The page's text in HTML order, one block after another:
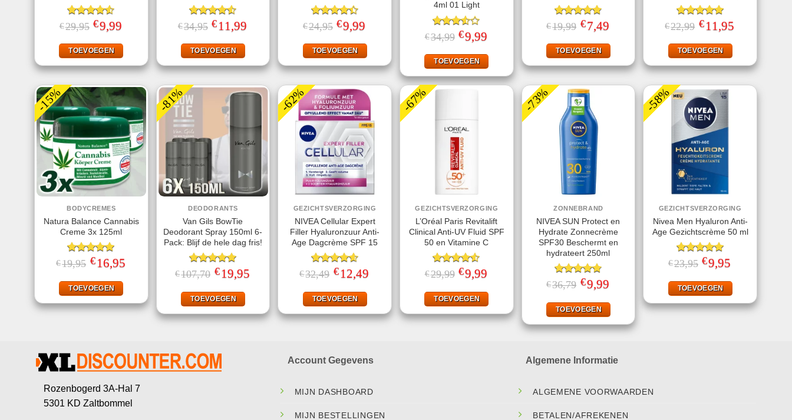
Gewaardeerd
4.50 uit 5
€29,95 Oorspronkelijke
prijs
€29,95.
€9,99
€9,99.
TOEVOEGEN
Gewaardeerd
4.50uit 5
€34,95 Oorspronkelijke
prijs
€34,95.
€ 11,99
TOEVOEGEN
Gewaardeerd
4.40 uit 5
€24,95 Oorspronkelijke
prijs
€24,95.
€9,99
€9,99.
TOEVOEGEN
4ml 01 Light
Gewaardeerd
3.50 uit
5
€34,99 Oorspronkelijke
prijs
€34,99.
€9,99
€9,99.
TOEVOEGEN
Gewaardeerd
4.80 uit 5
€19,99 Oorspronkelijke
prijs
€19,99.
€7,49Huidige
€7,49.
TOEVOEGEN
Gewaardeerd
5.00uit 5
€22,99 Oorspronkelijke
prijs
€22,99.
€ 11,95prijs
TOEVOEGEN
-15%
BODYCREMES
Natura Balance Cannabis
Creme 3x 125ml
Gewaardeerd
5.00uit 5
€19,95 Oorspronkelijke
prijs
€19,95.
€ 16,95prijs
TOEVOEGEN
-81%
DEODORANTS
Van Gils BowTie
Deodorant Spray 150ml 6-
Pack: Blijf de hele dag fris!
Gewaardeerd
5.00 uit 5
€107,70 Oorspronkelijke
prijs
€107,70.
€ 19,95prijs
TOEVOEGEN
-62%
GEZICHTSVERZORGING
NIVEA Cellular Expert
Filler Hyaluronzuur Anti-
Age Dagcrème SPF 15
Gewaardeerd
4.60uit 5
€32,49 Oorspronkelijke
prijs
€32,49.
€ 12,49Huidige
TOEVOEGEN
-67%
GEZICHTSVERZORGING
L’Oréal Paris Revitalift
Clinical Anti-UV Fluid SPF
50 en Vitamine C
Gewaardeerd
4.50 uit 5
€29,99 Oorspronkelijke
prijs
€29,99.
€9,99
€9,99.
TOEVOEGEN
-73%
ZONNEBRAND
NIVEA SUN Protect en
Hydrate Zonnecrème
SPF30 Beschermt en
hydrateert 250ml
Gewaardeerd
4.78 uit 5
€36,79 Oorspronkelijke
prijs
€36,79.
€9,99Huidige
€9,99.
TOEVOEGEN
-58%
GEZICHTSVERZORGING
Nivea Men Hyaluron Anti-
Age Gezichtscrème 50 ml
Gewaardeerd
5.00 uit 5
€23,95 Oorspronkelijke
prijs
€23,95.
€9,95
€9,95.
TOEVOEGEN
Rozenbogerd 3A-Hal 7
5301 KD Zaltbommel
Account Gegevens
MIJN DASHBOARD
MIJN BESTELLINGEN
Algemene Informatie
ALGEMENE VOORWAARDEN
BETALEN/AFREKENEN